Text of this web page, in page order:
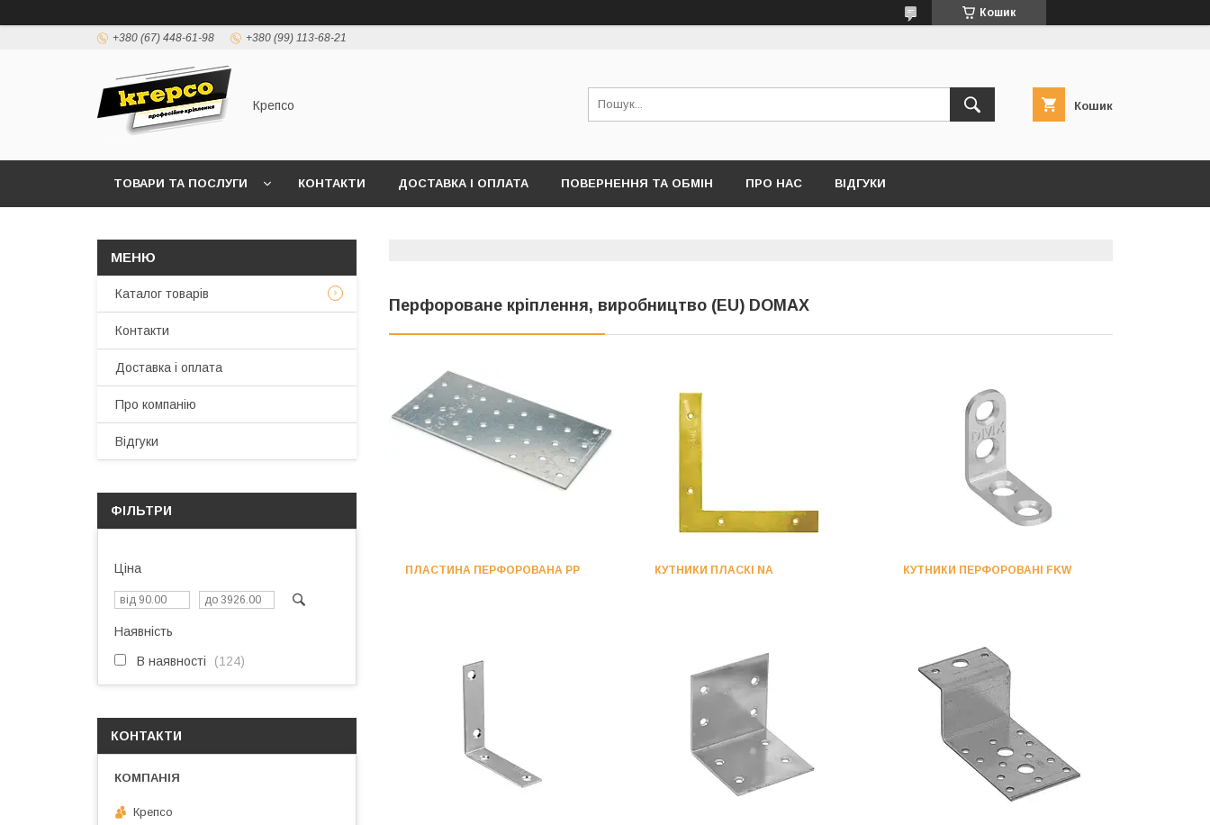
Кошик
+380 (67) 448-61-98 +380 (99) 113-68-21
Крепсо Кошик
ТОВАРИ ТА ПОСЛУГИ КОНТАКТИ ДОСТАВКА І ОПЛАТА ПОВЕРНЕННЯ ТА ОБМІН ПРО НАС ВІДГУКИ
Перфороване кріплення, виробництво (EU) DOMAX
ПЛАСТИНА ПЕРФОРОВАНА PP КУТНИКИ ПЛАСКІ NA КУТНИКИ ПЕРФОРОВАНІ FKW
Каталог товарів
Контакти
Доставка і оплата
Про компанію
Відгуки
ФІЛЬТРИ
Ціна
Наявність
В наявності 124
КОНТАКТИ
Крепсо